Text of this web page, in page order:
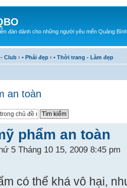
đàn dành cho những người yêu mến Quảng Bình
Club ‹ • Phái đẹp ‹ • Thời trang - Làm đẹp
an toàn
phẩm an toàn
5 Tháng 10 15, 2009 8:45 pm
có thể khá vô hại,